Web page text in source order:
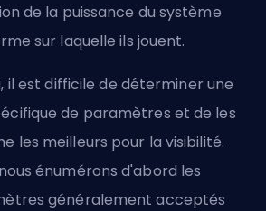
de la puissance du système
sur laquelle ils jouent.
il est difficile de déterminer une
de paramètres et de les
les meilleurs pour la visibilité.
énumérons d'abord les
généralement acceptés